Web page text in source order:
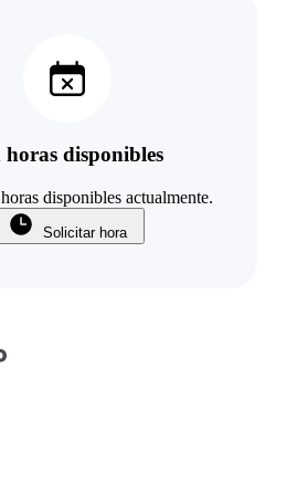
horas disponibles
disponibles actualmente.
Solicitar hora